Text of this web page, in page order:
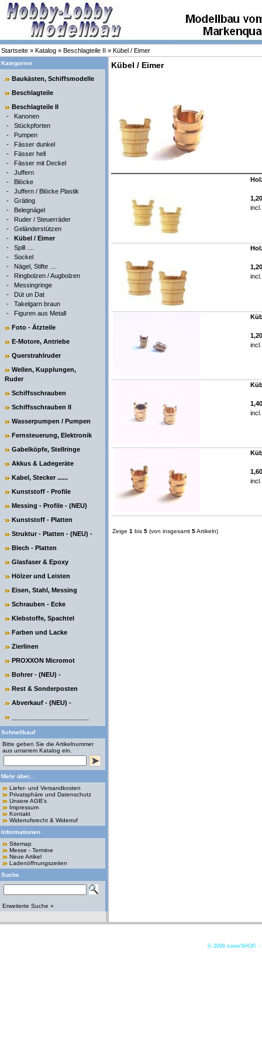
Startseite » Katalog » Beschlagteile II » Kübel / Eimer
Kategorien
Baukästen, Schiffsmodelle
Beschlagteile
Beschlagteile II
- Kanonen
- Stückpforten
- Pumpen
- Fässer dunkel
- Fässer hell
- Fässer mit Deckel
- Juffern
- Blöcke
- Juffern / Blöcke Plastik
- Gräting
- Belegnägel
- Ruder / Steuerräder
- Geländerstützen
- Kübel / Eimer
- Spill ....
- Sockel
- Nägel, Stifte ....
- Ringbolzen / Augbolzen
- Messingringe
- Düt un Dat
- Takelgarn braun
- Figuren aus Metall
Foto - Ätzteile
E-Motore, Antriebe
Querstrahlruder
Wellen, Kupplungen,
Ruder
Schiffsschrauben
Schiffsschrauben II
Wasserpumpen / Pumpen
Fernsteuerung, Elektronik
Gabelköpfe, Stellringe
Akkus & Ladegeräte
Kabel, Stecker ......
Kunststoff - Profile
Messing - Profile - (NEU)
Kunststoff - Platten
Struktur - Platten - (NEU) -
Blech - Platten
Glasfaser & Epoxy
Hölzer und Leisten
Eisen, Stahl, Messing
Schrauben - Ecke
Klebstoffe, Spachtel
Farben und Lacke
Zierlinen
PROXXON Micromot
Bohrer - (NEU) -
Rest & Sonderposten
Abverkauf - (NEU) -
Schnellkauf
Bitte geben Sie die Artikelnummer
aus unserem Katalog ein.
Mehr über...
Liefer- und Versandkosten
Privatsphäre und Datenschutz
Unsere AGB's
Impressum
Kontakt
Widerrufsrecht & Widerruf
Informationen
Sitemap
Messe - Termine
Neue Artikel
Ladenöffnungszeiten
Suche
Erweiterte Suche »
Kübel / Eimer
Zeige 1 bis 5 (von insgesamt 5Artikeln)
© 2006 xoomSHOP. -